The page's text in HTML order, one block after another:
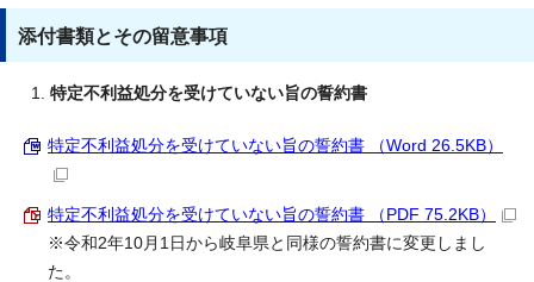
添付書類とその留意事項
特定不利益処分を受けていない旨の誓約書
特定不利益処分を受けていない旨の誓約書 （Word 26.5KB）
特定不利益処分を受けていない旨の誓約書 （PDF 75.2KB）
※令和2年10月1日から岐阜県と同様の誓約書に変更しまし
た。